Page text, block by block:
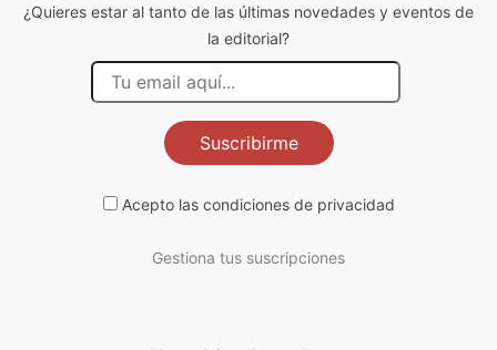
¿Quieres estar al tanto de las últimas novedades y eventos de
la editorial?
Suscribirme
Acepto las condiciones de privacidad
Gestiona tus suscripciones